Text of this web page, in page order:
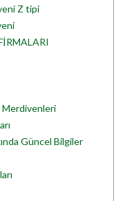
Z tipi
Merdivenleri
Güncel Bilgiler